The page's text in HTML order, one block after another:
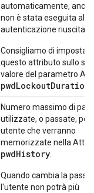
automaticamente,
non è stata eseguita
autenticazione riuscita.
Consigliamo di impostare
questo attributo sullo
valore del parametro
pwdLockoutDuration
Numero massimo di
utilizzate, o passate, per
utente che verranno
memorizzate nella
pwdHistory
Quando cambia la
l'utente non potrà più